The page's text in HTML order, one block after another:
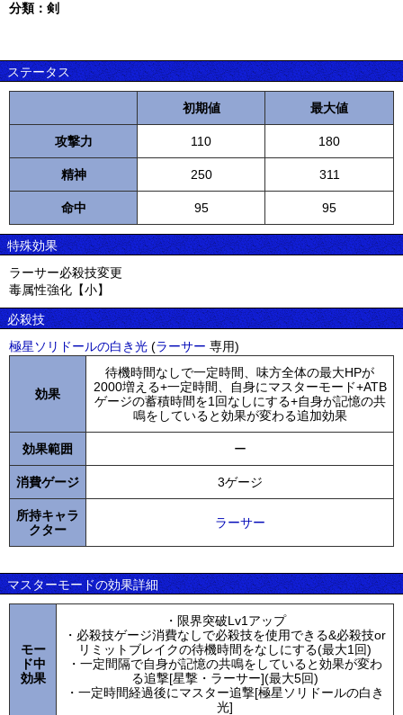
分類：剣
ステータス
初期値 最大値
攻撃力 110 180
精神 250 311
命中 95 95
特殊効果
ラーサー必殺技変更
毒属性強化【小】
必殺技
極星ソリドールの白き光 (ラーサー 専用)
効果
待機時間なしで一定時間、味方全体の最大HPが
2000増える+一定時間、自身にマスターモード+ATB
ゲージの蓄積時間を1回なしにする+自身が記憶の共
鳴をしていると効果が変わる追加効果
効果範囲 ー
消費ゲージ 3ゲージ
所持キャラ
クター
ラーサー
マスターモードの効果詳細
モー
ド中
効果
・限界突破Lv1アップ
・必殺技ゲージ消費なしで必殺技を使用できる&必殺技or
リミットブレイクの待機時間をなしにする(最大1回)
・一定間隔で自身が記憶の共鳴をしていると効果が変わ
る追撃[星撃・ラーサー](最大5回)
・一定時間経過後にマスター追撃[極星ソリドールの白き
光]